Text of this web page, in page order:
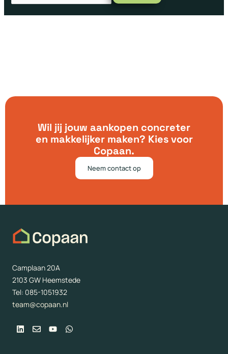
Wil jij jouw aankopen concreter
en makkelijker maken? Kies voor
Copaan.
Neem contact op
Camplaan 20A
2103 GW Heemstede
Tel: 085-1051932
team@copaan.nl
LinkedinEnvelope
YoutubeWhatsapp